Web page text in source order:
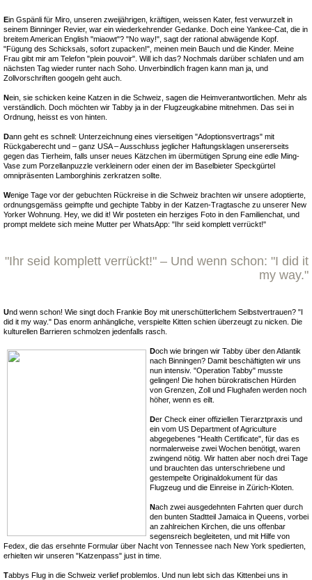
Ein Gspänli für Miro, unseren zweijährigen, kräftigen, weissen Kater, fest verwurzelt in
seinem Binninger Revier, war ein wiederkehrender Gedanke. Doch eine Yankee-Cat, die in
breitem American English "miaowt"? "No way!", sagt der rational abwägende Kopf.
"Fügung des Schicksals, sofort zupacken!", meinen mein Bauch und die Kinder. Meine
Frau gibt mir am Telefon "plein pouvoir". Will ich das? Nochmals darüber schlafen und am
nächsten Tag wieder runter nach Soho. Unverbindlich fragen kann man ja, und
Zollvorschriften googeln geht auch.
Nein, sie schicken keine Katzen in die Schweiz, sagen die Heimverantwortlichen. Mehr als
verständlich. Doch möchten wir Tabby ja in der Flugzeugkabine mitnehmen. Das sei in
Ordnung, heisst es von hinten.
Dann geht es schnell: Unterzeichnung eines vierseitigen "Adoptionsvertrags" mit
Rückgaberecht und – ganz USA – Ausschluss jeglicher Haftungsklagen unsererseits
gegen das Tierheim, falls unser neues Kätzchen im übermütigen Sprung eine edle Ming-
Vase zum Porzellanpuzzle verkleinern oder einen der im Baselbieter Speckgürtel
omnipräsenten Lamborghinis zerkratzen sollte.
Wenige Tage vor der gebuchten Rückreise in die Schweiz brachten wir unsere adoptierte,
ordnungsgemäss geimpfte und gechipte Tabby in der Katzen-Tragtasche zu unserer New
Yorker Wohnung. Hey, we did it! Wir posteten ein herziges Foto in den Familienchat, und
prompt meldete sich meine Mutter per WhatsApp: "Ihr seid komplett verrückt!"
"Ihr seid komplett verrückt!" – Und wenn schon: "I did it
my way."
Und wenn schon! Wie singt doch Frankie Boy mit unerschütterlichem Selbstvertrauen? "I
did it my way." Das enorm anhängliche, verspielte Kitten schien überzeugt zu nicken. Die
kulturellen Barrieren schmolzen jedenfalls rasch.
Doch wie bringen wir Tabby über den Atlantik
nach Binningen? Damit beschäftigten wir uns
nun intensiv. "Operation Tabby" musste
gelingen! Die hohen bürokratischen Hürden
von Grenzen, Zoll und Flughafen werden noch
höher, wenn es eilt.
Der Check einer offiziellen Tierarztpraxis und
ein vom US Department of Agriculture
abgegebenes "Health Certificate", für das es
normalerweise zwei Wochen benötigt, waren
zwingend nötig. Wir hatten aber noch drei Tage
und brauchten das unterschriebene und
gestempelte Originaldokument für das
Flugzeug und die Einreise in Zürich-Kloten.
Nach zwei ausgedehnten Fahrten quer durch
den bunten Stadtteil Jamaica in Queens, vorbei
an zahlreichen Kirchen, die uns offenbar
segensreich begleiteten, und mit Hilfe von
Fedex, die das ersehnte Formular über Nacht von Tennessee nach New York spedierten,
erhielten wir unseren "Katzenpass" just in time.
Tabbys Flug in die Schweiz verlief problemlos. Und nun lebt sich das Kittenbei uns in